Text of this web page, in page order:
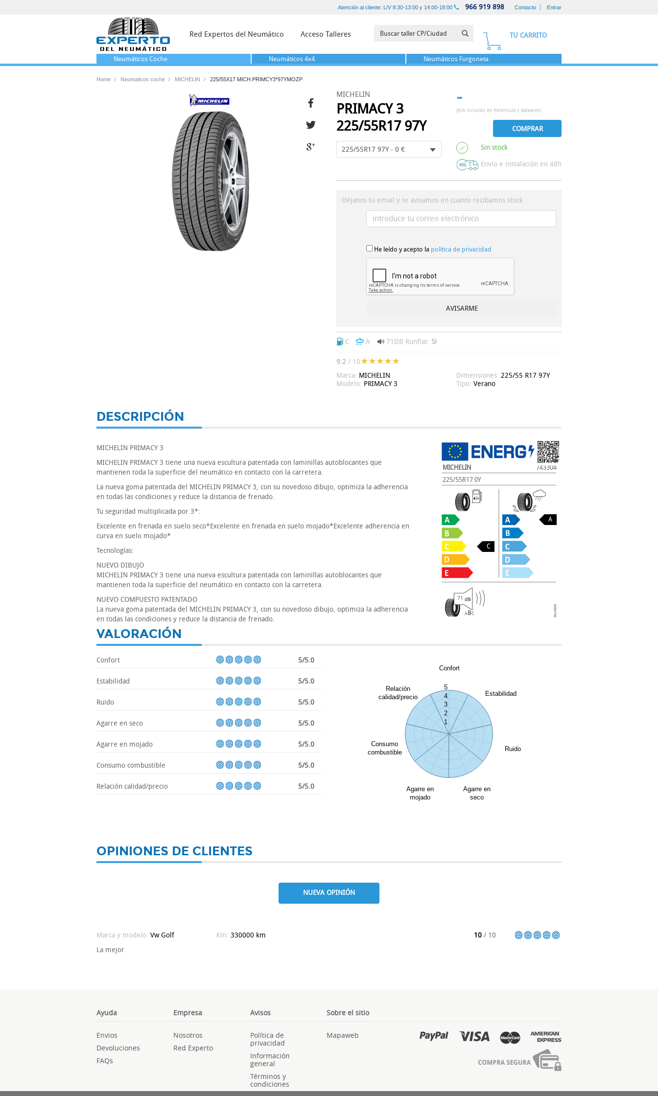
Atención al cliente: L/V 8:30-13:00 y 14:00-18:00 966 919 898 Contacto Entrar
Red Expertos del Neumático Acceso Talleres TU CARRITO
Neumáticos Coche Neumáticos 4x4 Neumáticos Furgoneta
Home Neumaticos coche MICHELIN 225/55X17 MICH.PRIMCY3*97YMOZP
MICHELIN
PRIMACY 3
225/55R17 97Y
225/55R17 97Y - 0 €
-
(IVA incluído en Península y Baleares)
COMPRAR
Sin stock
Envío e instalación en 48h
Déjanos tu email y te avisamos en cuanto recibamos stock
He leído y acepto la política de privacidad
C A 71DB Runflat: Si
9.2 / 10
Marca: MICHELIN
Modelo: PRIMACY 3
Dimensiones: 225/55 R17 97Y
Tipo: Verano
DESCRIPCIÓN
MICHELIN PRIMACY 3
MICHELIN PRIMACY 3 tiene una nueva escultura patentada con laminillas autoblocantes que
mantienen toda la superficie del neumático en contacto con la carretera.
La nueva goma patentada del MICHELIN PRIMACY 3, con su novedoso dibujo, optimiza la adherencia
en todas las condiciones y reduce la distancia de frenado.
Tu seguridad multiplicada por 3*:
Excelente en frenada en suelo seco*Excelente en frenada en suelo mojado*Excelente adherencia en
curva en suelo mojado*
Tecnologías:
NUEVO DIBUJO
MICHELIN PRIMACY 3 tiene una nueva escultura patentada con laminillas autoblocantes que
mantienen toda la superficie del neumático en contacto con la carretera.
NUEVO COMPUESTO PATENTADO
La nueva goma patentada del MICHELIN PRIMACY 3, con su novedoso dibujo, optimiza la adherencia
en todas las condiciones y reduce la distancia de frenado.
MICHELIN
743304
225/55R17 0Y
C
A
71
A BC
VALORACIÓN
Confort 5/5.0
Estabilidad 5/5.0
Ruido 5/5.0
Agarre en seco 5/5.0
Agarre en mojado 5/5.0
Consumo combustible 5/5.0
Relación calidad/precio 5/5.0
Confort
Estabilidad
Ruido
Agarre en
seco
Agarre en
mojado
Consumo
combustible
Relación
calidad/precio
1
2
3
4
5
OPINIONES DE CLIENTES
NUEVA OPINIÓN
Marca y modelo: VwGolf Km: 330000 km 10 / 10
La mejor
Ayuda Empresa Avisos Sobre el sitio
Envios
Devoluciones
FAQs
Nosotros
Red Experto
Política de
privacidad
Información
general
Términos y
condiciones
Mapaweb